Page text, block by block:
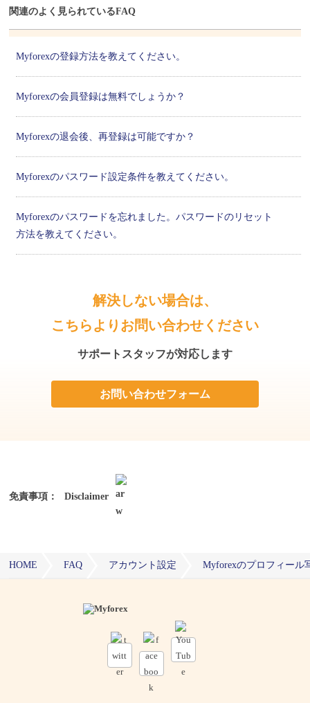
関連のよく見られているFAQ
Myforexの登録方法を教えてください。
Myforexの会員登録は無料でしょうか？
Myforexの退会後、再登録は可能ですか？
Myforexのパスワード設定条件を教えてください。
Myforexのパスワードを忘れました。パスワードのリセット
方法を教えてください。
解決しない場合は、
こちらよりお問い合わせください
サポートスタッフが対応します
お問い合わせフォーム
免責事項： Disclaimer
HOME FAQ アカウント設定 Myforexのプロフィール